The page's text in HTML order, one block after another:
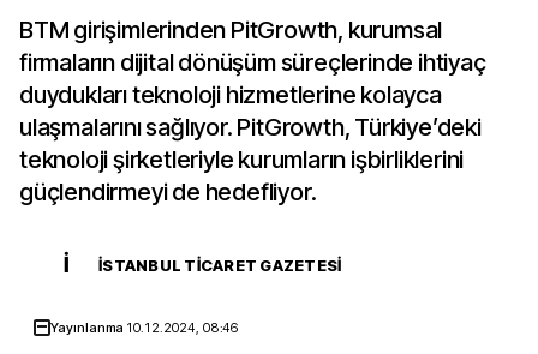
BTM girişimlerinden PitGrowth, kurumsal
firmaların dijital dönüşüm süreçlerinde ihtiyaç
duydukları teknoloji hizmetlerine kolayca
ulaşmalarını sağlıyor. PitGrowth, Türkiye’deki
teknoloji şirketleriyle kurumların işbirliklerini
güçlendirmeyi de hedefliyor.
İ İSTANBUL TICARET GAZETESI
Yayınlanma 10.12.2024, 08:46